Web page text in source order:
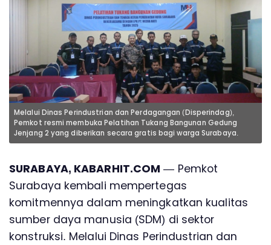
Melalui Dinas Perindustrian dan Perdagangan (Disperindag),
Pemkot resmi membuka Pelatihan Tukang Bangunan Gedung
Jenjang 2 yang diberikan secara gratis bagi warga Surabaya.
SURABAYA, KABARHIT.COM — Pemkot
Surabaya kembali mempertegas
komitmennya dalam meningkatkan kualitas
sumber daya manusia (SDM) di sektor
konstruksi. Melalui Dinas Perindustrian dan